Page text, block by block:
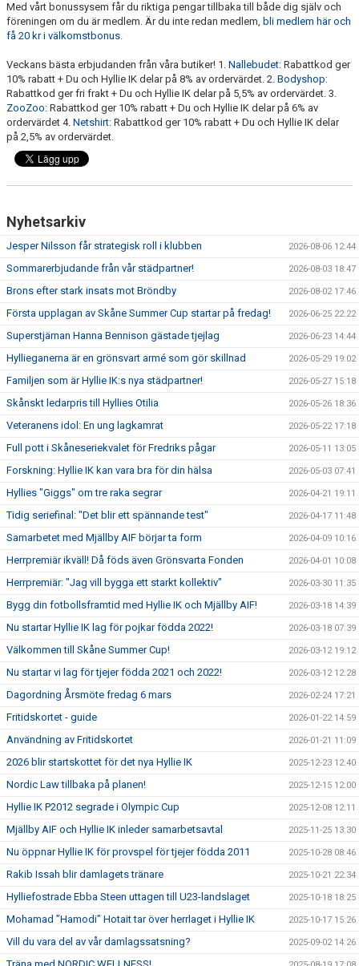
Med vårt bonussysem får du riktiga pengar tillbaka till både dig själv och
föreningen om du är medlem. Är du inte redan medlem, bli medlem här och
få 20 kr i välkomstbonus.
Veckans bästa erbjudanden från våra butiker! 1. Nallebudet: Rabattkod ger
10% rabatt + Du och Hyllie IK delar på 8% av ordervärdet. 2. Bodyshop:
Rabattkod ger fri frakt + Du och Hyllie IK delar på 5,5% av ordervärdet. 3.
ZooZoo: Rabattkod ger 10% rabatt + Du och Hyllie IK delar på 6% av
ordervärdet 4. Netshirt: Rabattkod ger 10% rabatt + Du och Hyllie IK delar
på 2,5% av ordervärdet.
Nyhetsarkiv
Jesper Nilsson får strategisk roll i klubben 2026-08-06 12:44
Sommarerbjudande från vår städpartner! 2026-08-03 18:47
Brons efter stark insats mot Bröndby 2026-08-02 17:46
Första upplagan av Skåne Summer Cup startar på fredag! 2026-06-25 22:22
Superstjärnan Hanna Bennison gästade tjejlag 2026-06-23 14:44
Hyllieganerna är en grönsvart armé som gör skillnad 2026-05-29 19:02
Familjen som är Hyllie IK:s nya städpartner! 2026-05-27 15:18
Skånskt ledarpris till Hyllies Otilia 2026-05-26 18:36
Veteranens idol: En ung lagkamrat 2026-05-22 17:18
Full pott i Skåneseriekvalet för Fredriks pågar 2026-05-11 13:05
Forskning: Hyllie IK kan vara bra för din hälsa 2026-05-03 07:41
Hyllies "Giggs" om tre raka segrar 2026-04-21 19:11
Tidig seriefinal: "Det blir ett spännande test" 2026-04-17 11:48
Samarbetet med Mjällby AIF börjar ta form 2026-04-09 10:16
Herrpremiär ikväll! Då föds även Grönsvarta Fonden 2026-04-01 10:08
Herrpremiär: "Jag vill bygga ett starkt kollektiv" 2026-03-30 11:35
Bygg din fotbollsframtid med Hyllie IK och Mjällby AIF! 2026-03-18 14:39
Nu startar Hyllie IK lag för pojkar födda 2022! 2026-03-18 07:39
Välkommen till Skåne Summer Cup! 2026-03-12 19:12
Nu startar vi lag för tjejer födda 2021 och 2022! 2026-03-12 12:28
Dagordning Årsmöte fredag 6 mars 2026-02-24 17:21
Fritidskortet - guide 2026-01-22 14:59
Användning av Fritidskortet 2026-01-21 11:09
2026 blir startskottet för det nya Hyllie IK 2025-12-23 12:40
Nordic Law tillbaka på planen! 2025-12-15 12:00
Hyllie IK P2012 segrade i Olympic Cup 2025-12-08 12:11
Mjällby AIF och Hyllie IK inleder samarbetsavtal 2025-11-25 13:30
Nu öppnar Hyllie IK för provspel för tjejer födda 2011 2025-10-28 08:46
Rakib Issah blir damlagets tränare 2025-10-21 22:34
Hylliefostrade Ebba Steen uttagen till U23-landslaget 2025-10-18 18:25
Mohamad ”Hamodi” Hotait tar över herrlaget i Hyllie IK 2025-10-17 15:26
Vill du vara del av vår damlagssatsning? 2025-09-02 14:26